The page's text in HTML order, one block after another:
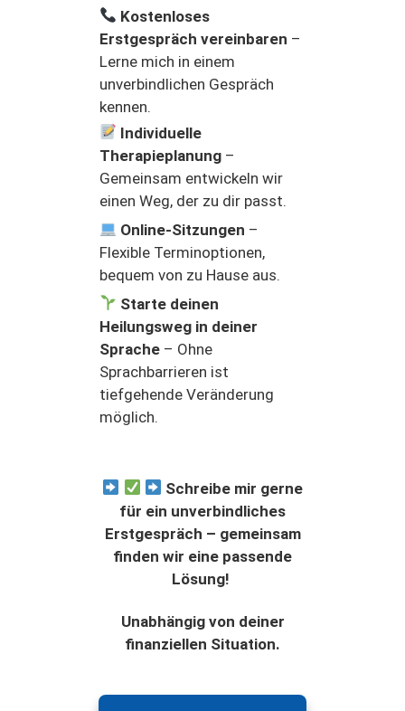
Kostenloses
Erstgespräch vereinbaren –
Lerne mich in einem
unverbindlichen Gespräch
kennen.
Individuelle
Therapieplanung –
Gemeinsam entwickeln wir
einen Weg, der zu dir passt.
Online-Sitzungen –
Flexible Terminoptionen,
bequem von zu Hause aus.
Starte deinen
Heilungsweg in deiner
Sprache – Ohne
Sprachbarrieren ist
tiefgehende Veränderung
möglich.
Schreibe mir gerne
für ein unverbindliches
Erstgespräch – gemeinsam
finden wir eine passende
Lösung!
Unabhängig von deiner
finanziellen Situation.